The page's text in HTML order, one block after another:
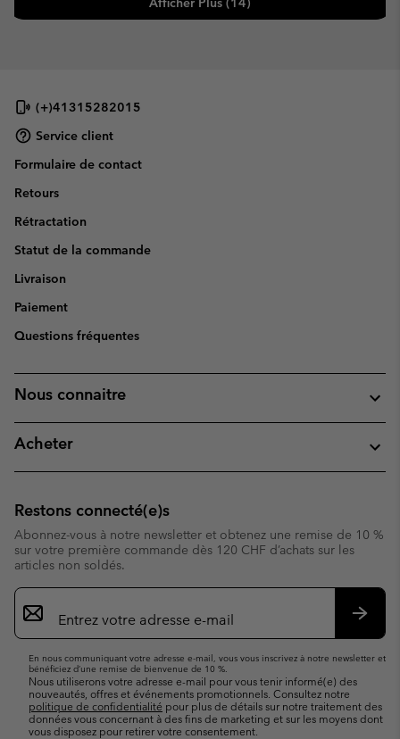
(+)41315282015
Service client
Formulaire de contact
Retours
Rétractation
Statut de la commande
Livraison
Paiement
Questions fréquentes
Nous connaitre
Acheter
Restons connecté(e)s
Abonnez-vous à notre newsletter et obtenez une remise de 10 %
sur votre première commande dès 120 CHF d’achats sur les
articles non soldés.
Inscription
par
e-
En nous communiquant votre adresse e-mail, vous vous inscrivez à notre newsletter et
bénéficiez d’une remise de bienvenue de 10 %.
Nous utiliserons votre adresse e-mail pour vous tenir informé(e) des
nouveautés, offres et événements promotionnels. Consultez notre
politique de confidentialité pour plus de détails sur notre traitement des
données vous concernant à des fins de marketing et sur les moyens dont
vous disposez pour retirer votre consentement.